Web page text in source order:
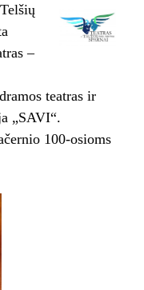
–
teatras ir
„SAVI“.
100-osioms